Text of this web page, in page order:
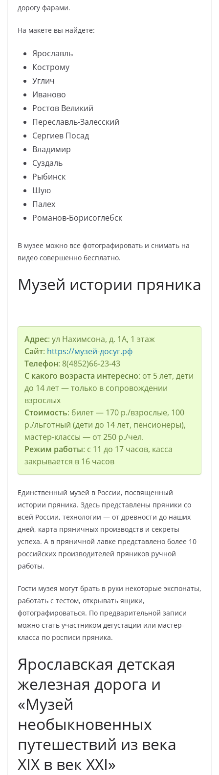
дорогу фарами.
На макете вы найдете:
Ярославль
Кострому
Углич
Иваново
Ростов Великий
Переславль-Залесский
Сергиев Посад
Владимир
Суздаль
Рыбинск
Шую
Палех
Романов-Борисоглебск
В музее можно все фотографировать и снимать на
видео совершенно бесплатно.
Музей истории пряника
Адрес: ул Нахимсона, д. 1А, 1 этаж
Сайт: https://музей-досуг.рф
Телефон: 8(4852)66-23-43
С какого возраста интересно: от 5 лет, дети
до 14 лет — только в сопровождении
взрослых
Стоимость: билет — 170 р./взрослые, 100
р./льготный (дети до 14 лет, пенсионеры),
мастер-классы — от 250 р./чел.
Режим работы: с 11 до 17 часов, касса
закрывается в 16 часов
Единственный музей в России, посвященный
истории пряника. Здесь представлены пряники со
всей России, технологии — от древности до наших
дней, карта пряничных производств и секреты
успеха. А в пряничной лавке представлено более 10
российских производителей пряников ручной
работы.
Гости музея могут брать в руки некоторые экспонаты,
работать с тестом, открывать ящики,
фотографироваться. По предварительной записи
можно стать участником дегустации или мастер-
класса по росписи пряника.
Ярославская детская
железная дорога и
«Музей
необыкновенных
путешествий из века
XIX в век XXI»